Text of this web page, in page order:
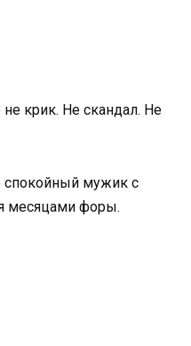
крик. Не скандал. Не
спокойный мужик с
месяцами форы.